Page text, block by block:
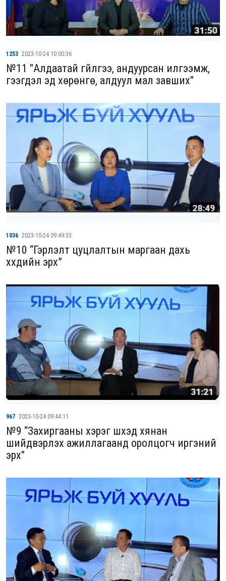
1253 2023-10-24 10:00:36
№11 "Алдаатай гүйлгээ, андуурсан илгээмж,
гээгдэл эд хөрөнгө, алдуул мал завших"
1036 2023-10-24 09:49:33
№10 “Гэрлэлт цуцлалтын маргаан дахь
хүүхдийн эрх”
967 2023-10-24 09:44:11
№9 “Захиргааны хэрэг шүүхэд хянан
шийдвэрлэх ажиллагаанд оролцогч иргэний
эрх"